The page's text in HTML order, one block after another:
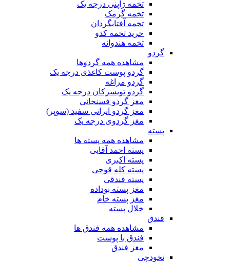
تخمه ژاپنی درجه یک
تخمه گرمک
تخمه آفتابگردان
خرید تخمه کدو
تخمه هندوانه
گردو
مشاهده همه گردوها
گردو پوست کاغذی درجه یک
گردو مراغه
گردو تویسرکان درجه یک
مغز گردو فسنجانی
مغز گردو ایرانی سفید (سوپر)
مغز گردوی درجه یک
پسته
مشاهده همه پسته ها
پسته احمد آقایی
پسته اکبری
پسته کله قوچی
پسته فندقی
مغز پسته بوداده
مغز پسته خام
خلال پسته
فندق
مشاهده همه فندق ها
فندق با پوست
مغز فندق
نخودچی